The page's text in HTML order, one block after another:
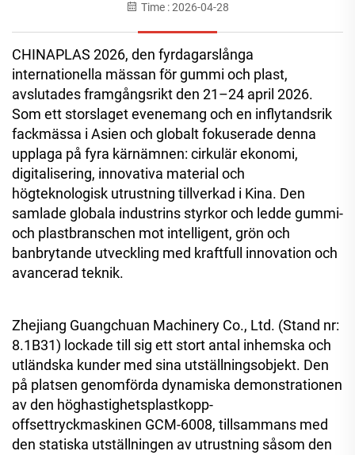
Time : 2026-04-28
CHINAPLAS 2026, den fyrdagarslånga
internationella mässan för gummi och plast,
avslutades framgångsrikt den 21–24 april 2026.
Som ett storslaget evenemang och en inflytandsrik
fackmässa i Asien och globalt fokuserade denna
upplaga på fyra kärnämnen: cirkulär ekonomi,
digitalisering, innovativa material och
högteknologisk utrustning tillverkad i Kina. Den
samlade globala industrins styrkor och ledde gummi-
och plastbranschen mot intelligent, grön och
banbrytande utveckling med kraftfull innovation och
avancerad teknik.
Zhejiang Guangchuan Machinery Co., Ltd. (Stand nr:
8.1B31) lockade till sig ett stort antal inhemska och
utländska kunder med sina utställningsobjekt. Den
på platsen genomförda dynamiska demonstrationen
av den höghastighetsplastkopp-
offsettryckmaskinen GCM-6008, tillsammans med
den statiska utställningen av utrustning såsom den